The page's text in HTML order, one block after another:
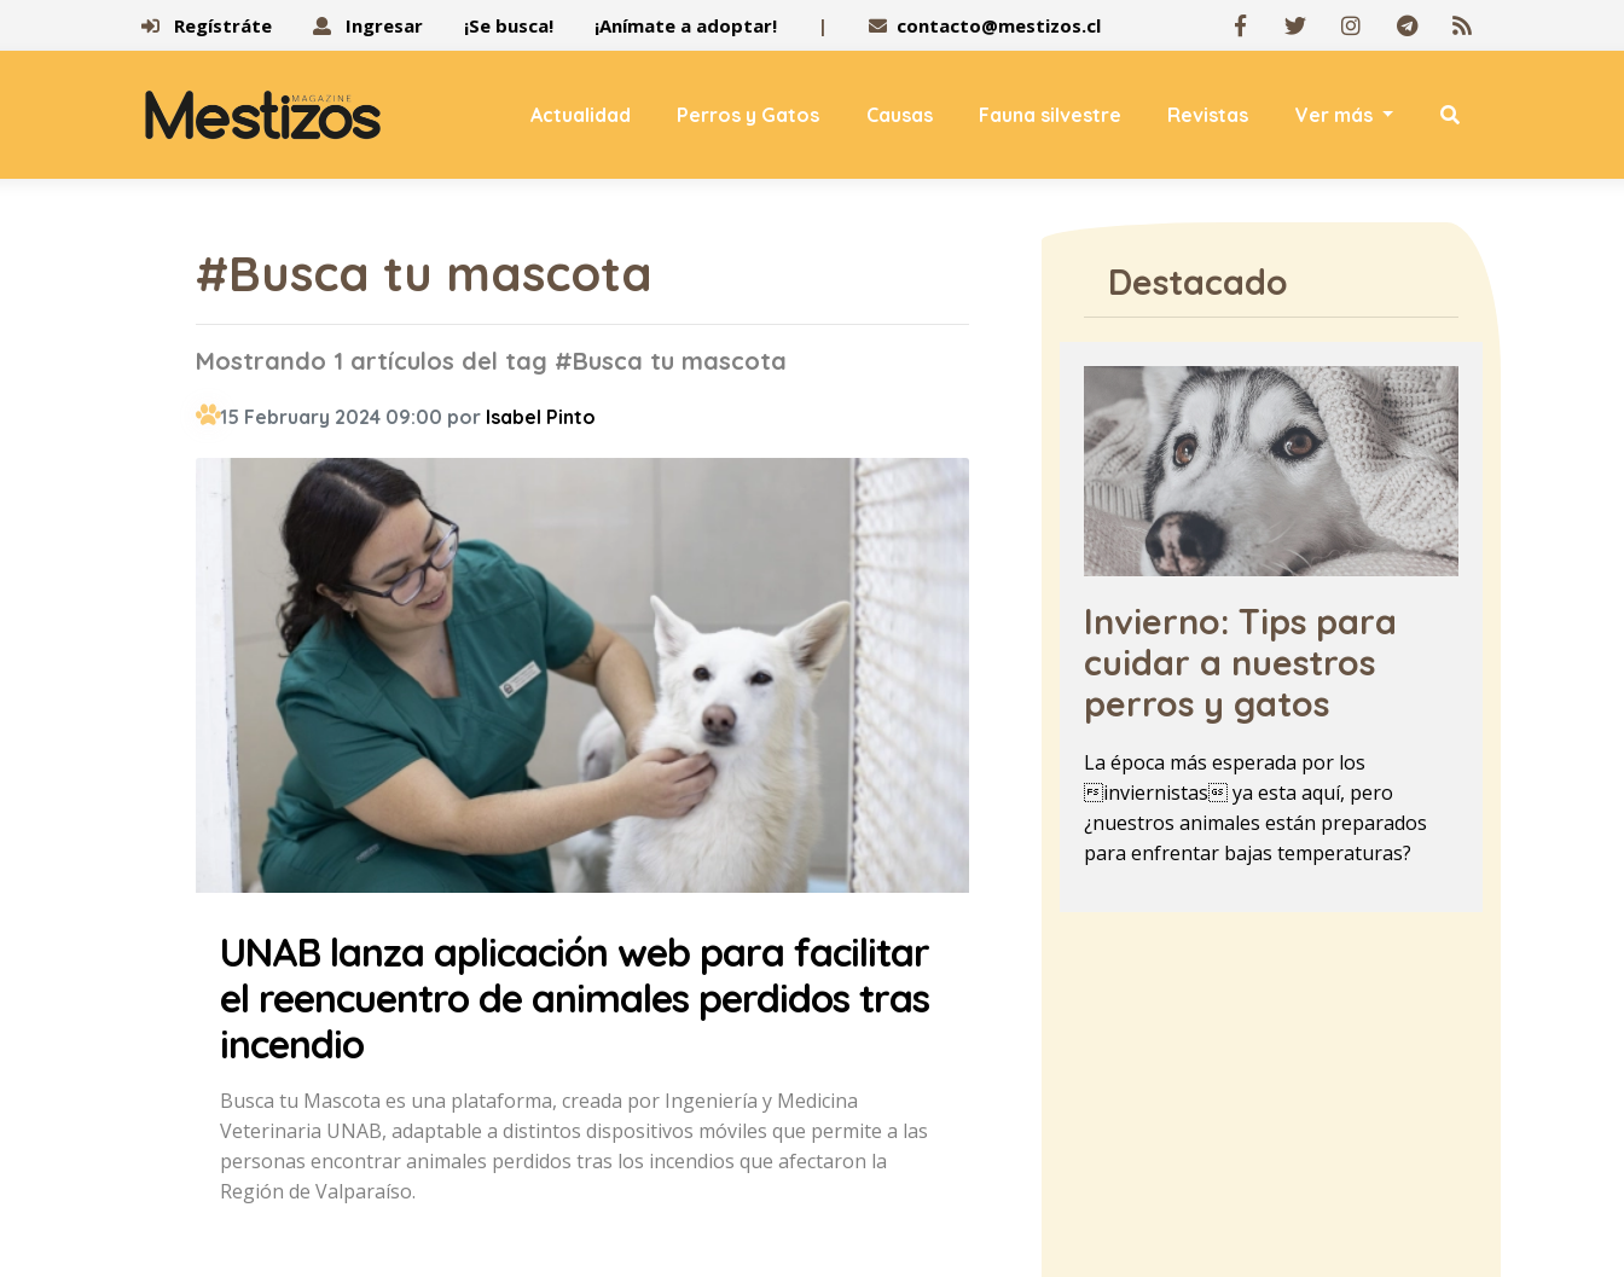
Regístráte Ingresar ¡Se busca! ¡Anímate a adoptar! | contacto@mestizos.cl
Actualidad Perros y Gatos Causas Fauna silvestre Revistas Ver más
#Busca tu mascota
Mostrando 1 artículos del tag #Busca tu mascota
15 February 2024 09:00 por Isabel Pinto
UNAB lanza aplicación web para facilitar
el reencuentro de animales perdidos tras
incendio
Busca tu Mascota es una plataforma, creada por Ingeniería y Medicina
Veterinaria UNAB, adaptable a distintos dispositivos móviles que permite a las
personas encontrar animales perdidos tras los incendios que afectaron la
Región de Valparaíso.
Destacado
Invierno: Tips para
cuidar a nuestros
perros y gatos
La época más esperada por los
inviernistas ya esta aquí, pero
¿nuestros animales están preparados
para enfrentar bajas temperaturas?